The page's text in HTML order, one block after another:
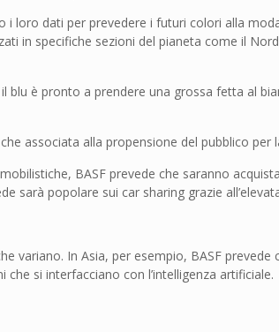
loro dati per prevedere i futuri colori alla
in specifiche sezioni del pianeta come il
blu è pronto a prendere una grossa fetta al
associata alla propensione del pubblico
BASF prevede che saranno
sarà popolare sui car sharing grazie
In Asia, per esempio, BASF prevede
si interfacciano con l’intelligenza artificiale.